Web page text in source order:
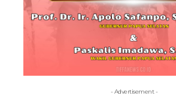
- Advertisement -